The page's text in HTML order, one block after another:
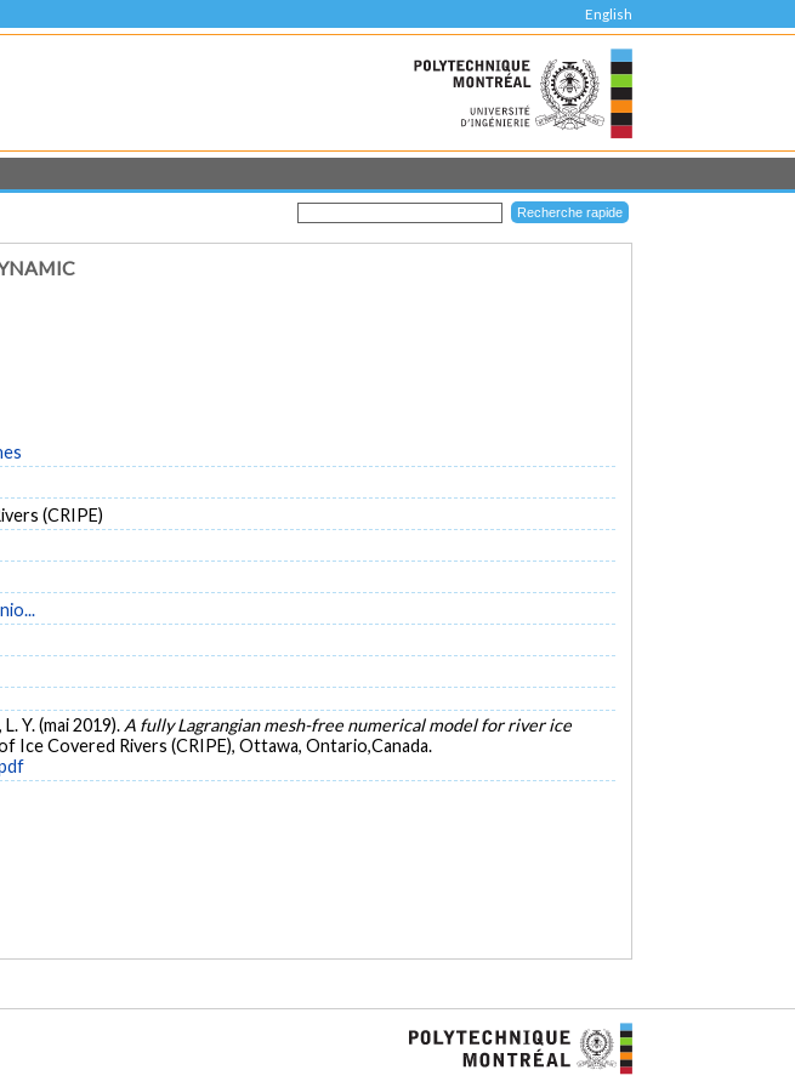
English
(CRIPE)
Y. (mai 2019). A fully Lagrangian mesh-free numerical model for river ice
Covered Rivers (CRIPE), Ottawa, Ontario,Canada.